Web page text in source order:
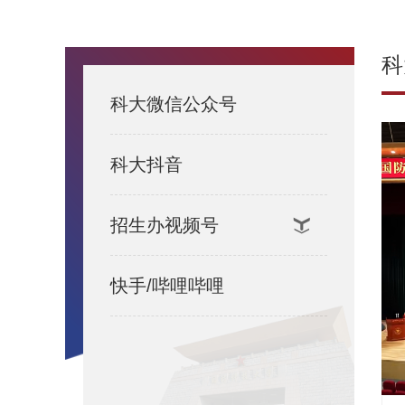
科大微信公众号
科大抖音
招生办视频号
快手/哔哩哔哩